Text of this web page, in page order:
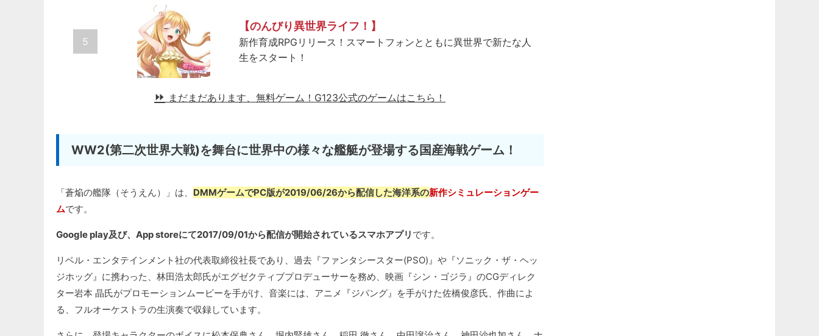
5
【のんびり異世界ライフ！】
新作育成RPGリリース！スマートフォンとともに異世界で新たな人
生をスタート！
まだまだあります、無料ゲーム！ G123公式のゲームはこちら！
WW2(第二次世界大戦)を舞台に世界中の様々な艦艇が登場する国産海戦ゲーム！
「蒼焔の艦隊（そうえん）」は、 DMMゲームでPC版が2019/06/26から配信した海洋系の新作シミュレーションゲー
ムです。
Google play及び、App storeにて2017/09/01から配信が開始されているスマホアプリ です。
リベル・エンタテインメント社の代表取締役社長であり、過去『ファンタシースター(PSO)』や『ソニック・ザ・ヘッ
ジホッグ』に携わった、林田浩太郎氏がエグゼクティブプロデューサーを務め、映画『シン・ゴジラ』のCGディレク
ター岩本 晶氏がプロモーションムービーを手がけ、音楽には、アニメ『ジパング』を手がけた佐橋俊彦氏、作曲によ
る、フルオーケストラの生演奏で収録しています。